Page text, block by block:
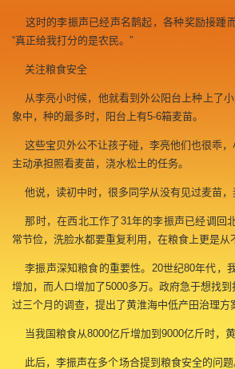
这时的李振声已经声名鹊起，各种奖励接踵
“真正给我打分的是农民。”
关注粮食安全
从李亮小时候，他就看到外公阳台上种上了小
象中，种的最多时，阳台上有5-6箱麦苗。
这些宝贝外公不让孩子碰，李亮他们也很乖
主动承担照看麦苗，浇水松土的任务。
他说，读初中时，很多同学从没有见过麦苗，
那时，在西北工作了31年的李振声已经调回
常节俭，洗脸水都要重复利用，在粮食上更是从
李振声深知粮食的重要性。20世纪80年代，
增加，而人口增加了5000多万。政府急于想找
过三个月的调查，提出了黄淮海中低产田治理方
当我国粮食从8000亿斤增加到9000亿斤时，
此后，李振声在多个场合提到粮食安全的问